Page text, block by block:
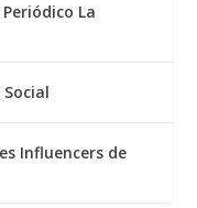
La
Influencers de